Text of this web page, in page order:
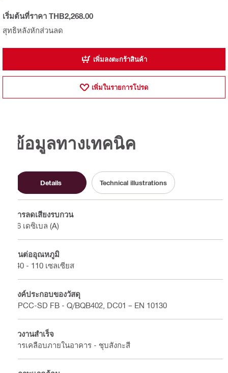
สุทธิหลังหักส่วนลด
เริ่มต้นที่ราคา THB2,268.00
เพิ่มลงตะกร้าสินค้า
เพิ่มในรายการโปรด
ข้อมูลทางเทคนิค
Details Technical illustrations
การลดเสียงรบกวน
16 เดซิเบล (A)
ทนต่ออุณหภูมิ
-40 - 110 เซลเซียส
องค์ประกอบของวัสดุ
SPCC-SD FB - Q/BQB402, DC01 – EN 10130
ผิวงานสำเร็จ
การเคลือบภายในอาคาร - ชุบสังกะสี